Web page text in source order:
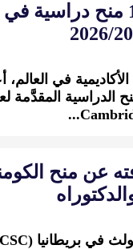
قائمة بأكثر من 10 منح
في العالم،
عن منح